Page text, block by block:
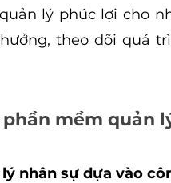
lý phúc lợi cho
theo dõi quá
mềm quản
nhân sự dựa vào